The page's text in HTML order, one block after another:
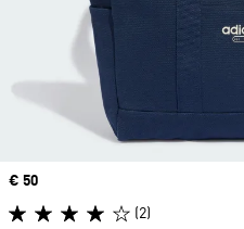
Precio
€ 50
(2)